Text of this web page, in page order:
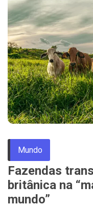
Mundo
Fazendas
britânica na
mundo”